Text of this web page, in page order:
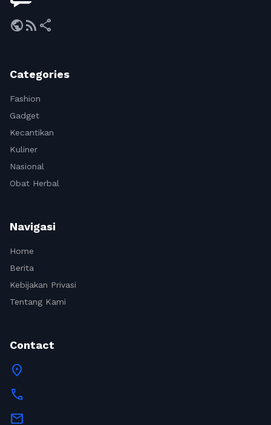
publicrss_feed share
Categories
Fashion
Gadget
Kecantikan
Kuliner
Nasional
Obat Herbal
Navigasi
Home
Berita
Kebijakan Privasi
Tentang Kami
Contact
location_on
call
mail